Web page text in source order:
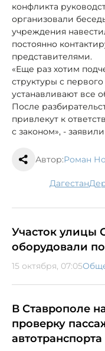
конфликта
организовали
учреждения
постоянно
представителями.
«Еще раз хотим
структуры с
устанавливают все
После
привлекут к
с законом», -
Автор:Роман
Дагестан
Участок улицы
оборудовали
15 октября, 07:05
В Ставрополе
проверку
автотранспорта